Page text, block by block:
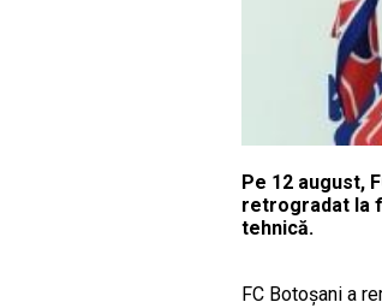
Pe 12 august,
retrogradat la
tehnică.
FC Botoşani a